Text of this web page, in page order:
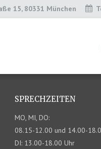
15, 80331 München
SPRECHZEITEN
MO, MI, DO:
08.15-12.00 und 14.00-
DI: 13.00-18.00 Uhr